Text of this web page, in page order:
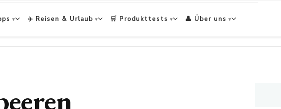
✈️ Reisen & Urlaub 🛒 Produkttests 👤 Über uns